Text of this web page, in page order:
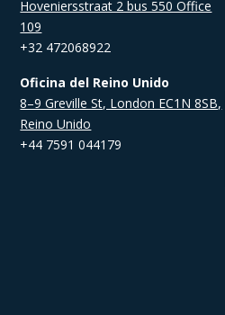
Hoveniersstraat 2 bus 550 Office
109
+32 472068922
Oficina del Reino Unido
8–9 Greville St, London EC1N 8SB,
Reino Unido
+44 7591 044179